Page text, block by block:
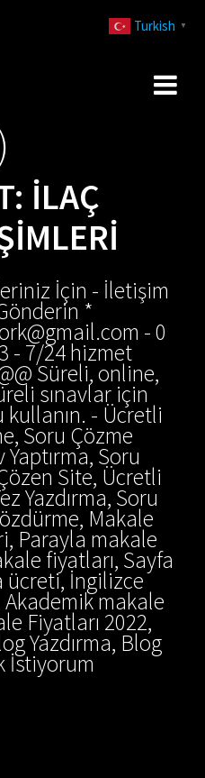
ILAÇ
İçin - İletişim
*
- 0
- 7/24 hizmet
Süreli, online,
sınavlar için
- Ücretli
Soru Çözme
Yaptırma, Soru
Site, Ücretli
Yazdırma, Soru
Makale
Parayla makale
fiyatları, Sayfa
ücreti, İngilizce
Akademik makale
Fiyatları 2022,
Yazdırma, Blog
İstiyorum
Turkish ▼